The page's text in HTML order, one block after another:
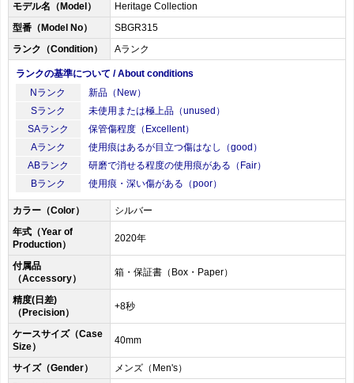
モデル名（Model）
Heritage Collection
型番（Model No）
SBGR315
ランク（Condition）
Aランク
ランクの基準について / About conditions
Nランク
新品（New）
Sランク
未使用または極上品（unused）
SAランク
保管傷程度（Excellent）
Aランク
使用痕はあるが目立つ傷はなし（good）
ABランク
研磨で消せる程度の使用痕がある（Fair）
Bランク
使用痕・深い傷がある（poor）
カラー（Color）
シルバー
年式（Year of
Production）
2020年
付属品
（Accessory）
箱・保証書（Box・Paper）
精度(日差)
（Precision）
+8秒
ケースサイズ（Case
Size）
40mm
サイズ（Gender）
メンズ（Men's）